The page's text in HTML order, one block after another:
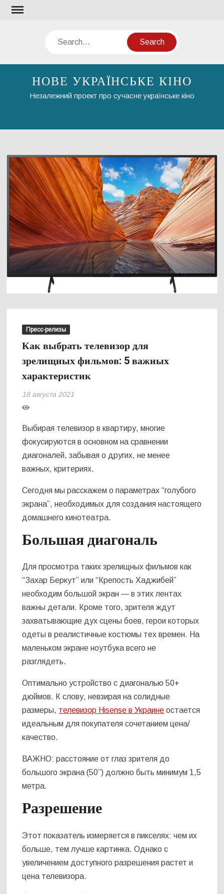
Skip
Search
НОВЕ УКРАЇНСЬКЕ КІНО
Незалежний проект про сучасне українське кіно
Пресс-релизы
Как выбрать телевизор для
зрелищных фильмов: 5 важных
характеристик
18 августа 2021
Выбирая телевизор в квартиру, многие
фокусируются в основном на сравнении
диагоналей, забывая о других, не менее
важных, критериях.
Сегодня мы расскажем о параметрах “голубого
экрана”, необходимых для создания настоящего
домашнего кинотеатра.
Большая диагональ
Для просмотра таких зрелищных фильмов как
“Захар Беркут” или “Крепость Хаджибей”
необходим большой экран — в этих лентах
важны детали. Кроме того, зрителя ждут
захватывающие дух сцены боев, герои которых
одеты в реалистичные костюмы тех времен. На
маленьком экране ноутбука всего не
разглядеть.
Оптимально устройство с диагональю 50+
дюймов. К слову, невзирая на солидные
размеры, телевизор Hisense в Украине остается
идеальным для покупателя сочетанием цена/
качество.
ВАЖНО: расстояние от глаз зрителя до
большого экрана (50”) должно быть минимум 1,5
метра.
Разрешение
Этот показатель измеряется в пикселях: чем их
больше, тем лучше картинка. Однако с
увеличением доступного разрешения растет и
цена телевизора.